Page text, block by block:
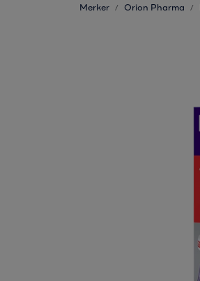
Merker Orion Pharma